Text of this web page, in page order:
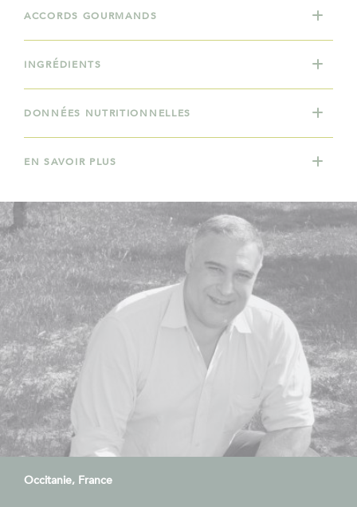
ACCORDS GOURMANDS
INGRÉDIENTS
DONNÉES NUTRITIONNELLES
EN SAVOIR PLUS
Occitanie, France